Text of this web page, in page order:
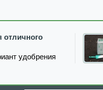
отличного
удобрения